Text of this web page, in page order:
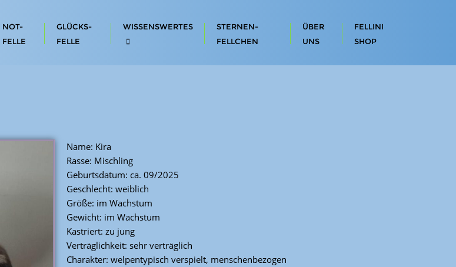
NOT-
FELLE
GLÜCKS-
FELLE
WISSENSWERTES
STERNEN-
FELLCHEN
ÜBER
UNS
FELLINI
SHOP
Name: Kira
Rasse: Mischling
Geburtsdatum: ca. 09/2025
Geschlecht: weiblich
Größe: im Wachstum
Gewicht: im Wachstum
Kastriert: zu jung
Verträglichkeit: sehr verträglich
Charakter: welpentypisch verspielt, menschenbezogen